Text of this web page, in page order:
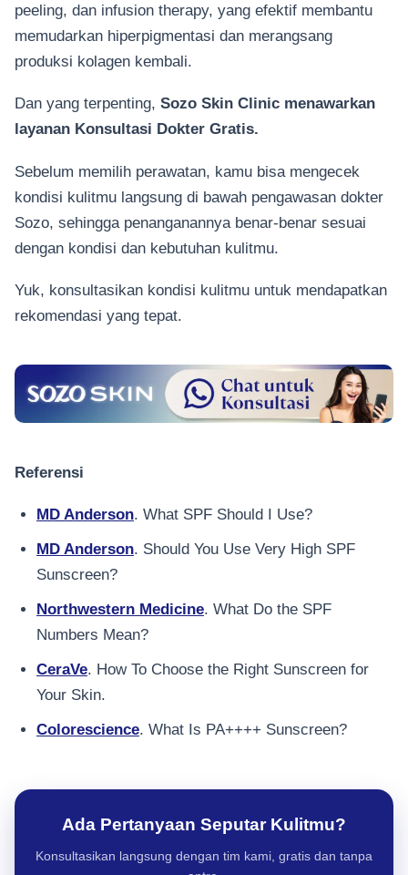
peeling, dan infusion therapy, yang efektif membantu
memudarkan hiperpigmentasi dan merangsang
produksi kolagen kembali.
Dan yang terpenting, Sozo Skin Clinic menawarkan
layanan Konsultasi Dokter Gratis.
Sebelum memilih perawatan, kamu bisa mengecek
kondisi kulitmu langsung di bawah pengawasan dokter
Sozo, sehingga penanganannya benar-benar sesuai
dengan kondisi dan kebutuhan kulitmu.
Yuk, konsultasikan kondisi kulitmu untuk mendapatkan
rekomendasi yang tepat.
Referensi
MD Anderson. What SPF Should I Use?
MD Anderson. Should You Use Very High SPF
Sunscreen?
Northwestern Medicine. What Do the SPF
Numbers Mean?
CeraVe. How To Choose the Right Sunscreen for
Your Skin.
Colorescience. What Is PA++++ Sunscreen?
Ada Pertanyaan Seputar Kulitmu?
Konsultasikan langsung dengan tim kami, gratis dan tanpa